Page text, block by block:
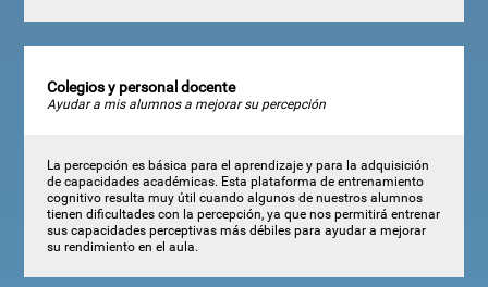
Colegios y personal docente
Ayudar a mis alumnos a mejorar su percepción
La percepción es básica para el aprendizaje y para la adquisición
de capacidades académicas. Esta plataforma de entrenamiento
cognitivo resulta muy útil cuando algunos de nuestros alumnos
tienen dificultades con la percepción, ya que nos permitirá entrenar
sus capacidades perceptivas más débiles para ayudar a mejorar
su rendimiento en el aula.